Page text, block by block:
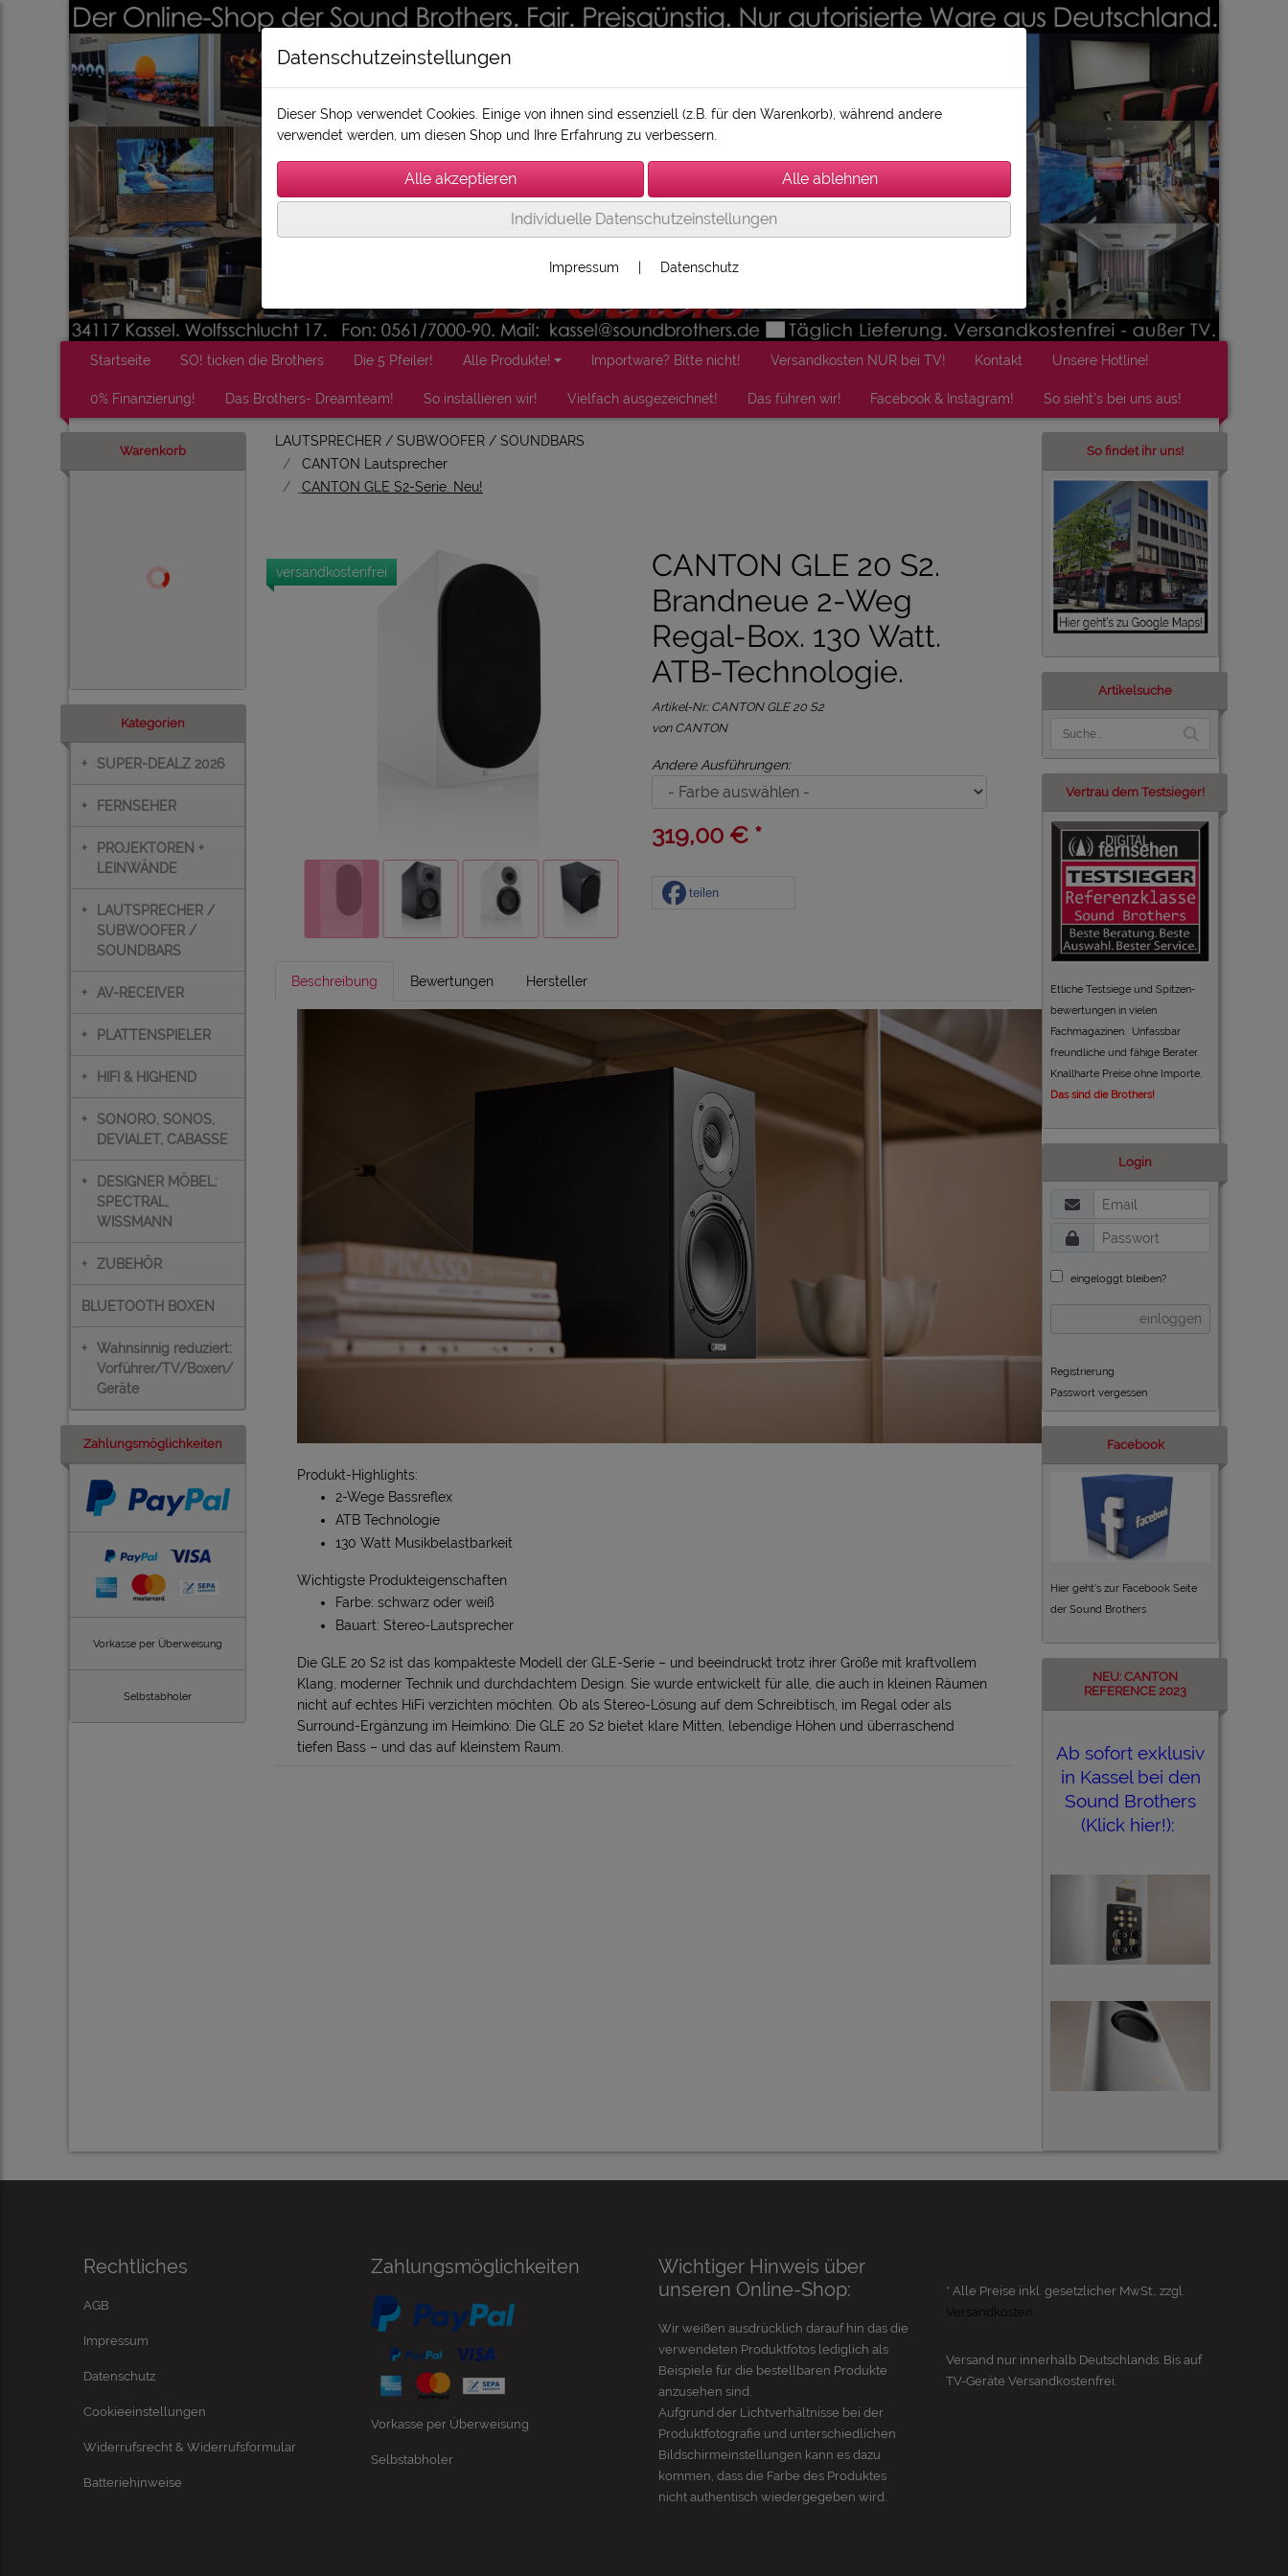
Startseite SO! ticken die Brothers Die 5 Pfeiler! Alle Produkte! Importware? Bitte nicht! Versandkosten NUR bei TV! Kontakt Unsere Hotline!
0% Finanzierung! Das Brothers- Dreamteam! So installieren wir! Vielfach ausgezeichnet! Das führen wir! Facebook & Instagram! So sieht's bei uns aus!
Warenkorb
Kategorien
+ SUPER-DEALZ 2026
+ FERNSEHER
+
PROJEKTOREN +
LEINWÄNDE
+
LAUTSPRECHER /
SUBWOOFER /
SOUNDBARS
+ AV-RECEIVER
+ PLATTENSPIELER
+ HIFI & HIGHEND
+
SONORO, SONOS,
DEVIALET, CABASSE
+
DESIGNER MÖBEL:
SPECTRAL,
WISSMANN
+ ZUBEHÖR
BLUETOOTH BOXEN
+ Wahnsinnig reduziert:
Vorführer/TV/Boxen/
Geräte
Zahlungsmöglichkeiten
Vorkasse per Überweisung
Selbstabholer
LAUTSPRECHER / SUBWOOFER / SOUNDBARS
CANTON Lautsprecher
CANTON GLE S2-Serie. Neu!
versandkostenfrei
CANTON GLE 20 S2.
Brandneue 2-Weg
Regal-Box. 130 Watt.
ATB-Technologie.
Artikel-Nr.: CANTON GLE 20 S2
von CANTON
Andere Ausführungen:
319,00 € *
teilen
Beschreibung Bewertungen Hersteller
Produkt-Highlights:
2-Wege Bassreflex
ATB Technologie
130 Watt Musikbelastbarkeit
Wichtigste Produkteigenschaften
Farbe: schwarz oder weiß
Bauart: Stereo-Lautsprecher
Die GLE 20 S2 ist das kompakteste Modell der GLE-Serie – und beeindruckt trotz ihrer Größe mit kraftvollem
Klang, moderner Technik und durchdachtem Design. Sie wurde entwickelt für alle, die auch in kleinen Räumen
nicht auf echtes HiFi verzichten möchten. Ob als Stereo-Lösung auf dem Schreibtisch, im Regal oder als
Surround-Ergänzung im Heimkino: Die GLE 20 S2 bietet klare Mitten, lebendige Höhen und überraschend
tiefen Bass – und das auf kleinstem Raum.
So findet ihr uns!
Artikelsuche
Vertrau dem Testsieger!
Etliche Testsiege und Spitzen-
bewertungen in vielen
Fachmagazinen. Unfassbar
freundliche und fähige Berater.
Knallharte Preise ohne Importe.
Das sind die Brothers!
Login
eingeloggt bleiben?
einloggen
Registrierung
Passwort vergessen
Facebook
Hier geht's zur Facebook Seite
der Sound Brothers
NEU: CANTON
REFERENCE 2023
Ab sofort exklusiv
in Kassel bei den
Sound Brothers
(Klick hier!):
Rechtliches
AGB
Impressum
Datenschutz
Cookieeinstellungen
Widerrufsrecht & Widerrufsformular
Batteriehinweise
Zahlungsmöglichkeiten
Vorkasse per Überweisung
Selbstabholer
Wichtiger Hinweis über
unseren Online-Shop:
Wir weißen ausdrücklich darauf hin das die
verwendeten Produktfotos lediglich als
Beispiele für die bestellbaren Produkte
anzusehen sind.
Aufgrund der Lichtverhältnisse bei der
Produktfotografie und unterschiedlichen
Bildschirmeinstellungen kann es dazu
kommen, dass die Farbe des Produktes
nicht authentisch wiedergegeben wird.
* Alle Preise inkl. gesetzlicher MwSt., zzgl.
Versandkosten
Versand nur innerhalb Deutschlands. Bis auf
TV-Geräte Versandkostenfrei.
Datenschutzeinstellungen
Dieser Shop verwendet Cookies. Einige von ihnen sind essenziell (z.B. für den Warenkorb), während andere
verwendet werden, um diesen Shop und Ihre Erfahrung zu verbessern.
Individuelle Datenschutzeinstellungen
Impressum Datenschutz